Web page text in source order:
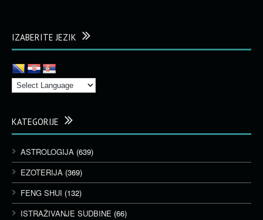
IZABERITE JEZIK
KATEGORIJE
ASTROLOGIJA (639)
EZOTERIJA (369)
FENG SHUI (132)
ISTRAŽIVANJE SUDBINE (66)